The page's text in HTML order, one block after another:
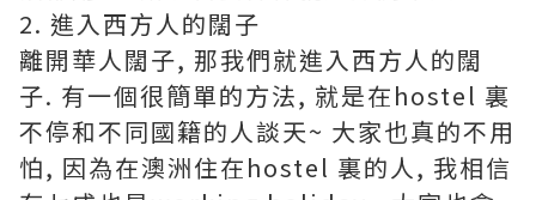
2. 進入西方人的闊子
離開華人闊子, 那我們就進入西方人的闊
子. 有一個很簡單的方法, 就是在hostel 裏
不停和不同國籍的人談天~ 大家也真的不用
怕, 因為在澳洲住在hostel 裏的人, 我相信